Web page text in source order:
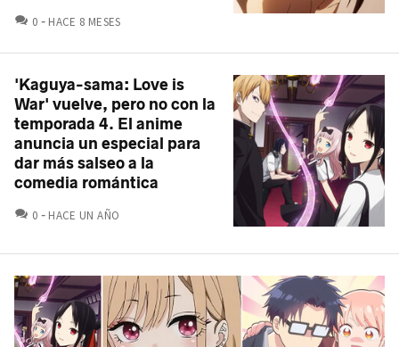
0 COMENTARIOS
HACE 8 MESES
'Kaguya-sama: Love is
War' vuelve, pero no con la
temporada 4. El anime
anuncia un especial para
dar más salseo a la
comedia romántica
0 COMENTARIOS
HACE UN AÑO